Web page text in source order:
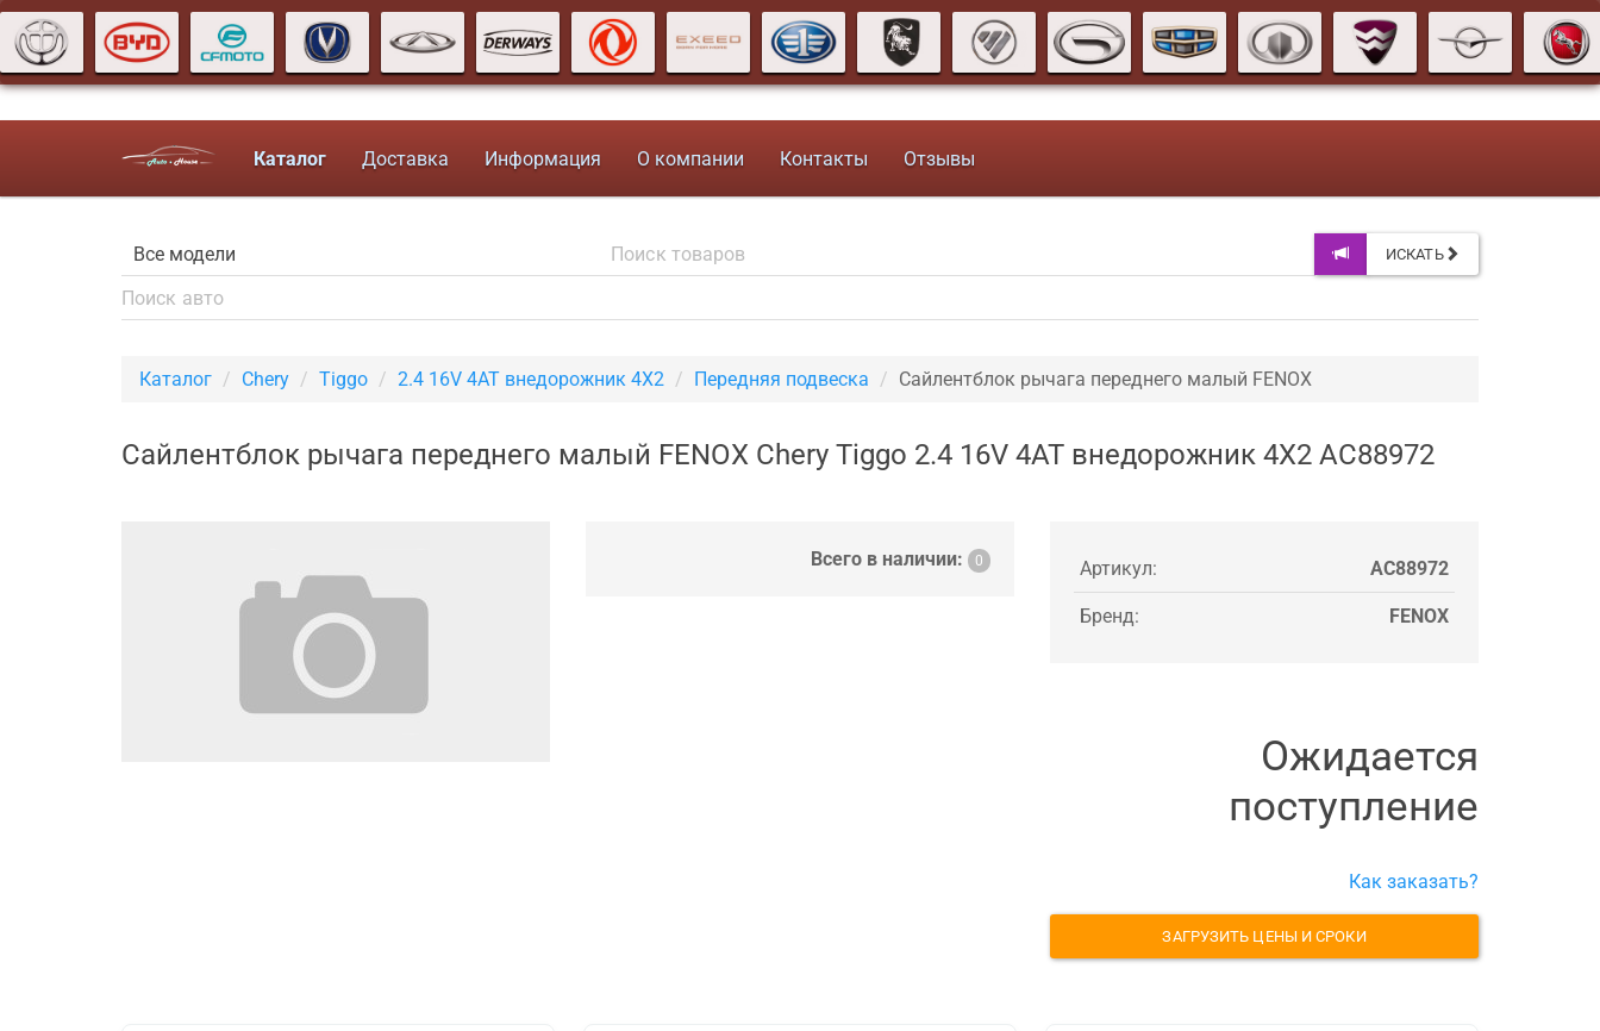
Каталог Доставка Информация О компании Контакты Отзывы
ИСКАТЬ
Каталог Chery Tiggo 2.4 16V 4AT внедорожник 4X2 Передняя подвеска Сайлентблок рычага переднего малый FENOX
Сайлентблок рычага переднего малый FENOX Chery Tiggo 2.4 16V 4AT внедорожник 4X2 AC88972
Всего в наличии: 0 Артикул: AC88972
Бренд: FENOX
Ожидается
поступление
Как заказать?
ЗАГРУЗИТЬ ЦЕНЫ И СРОКИ